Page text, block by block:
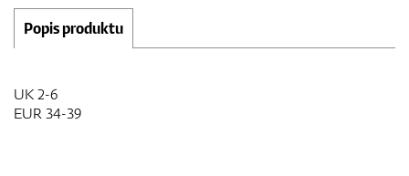
Popis produktu
UK 2-6
EUR 34-39